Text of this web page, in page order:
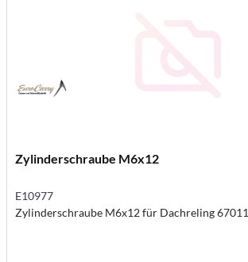
Zylinderschraube M6x12
E10977
Zylinderschraube M6x12 für Dachreling 67011